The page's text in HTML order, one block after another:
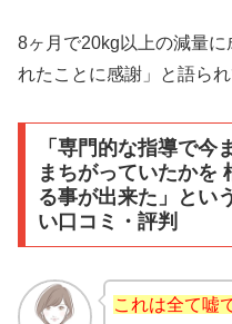
8ヶ月で20kg以上の減量に
れたことに感謝」と語られ
「専門的な指導で今
まちがっていたかを
る事が出来た」とい
い口コミ・評判
これは全て嘘